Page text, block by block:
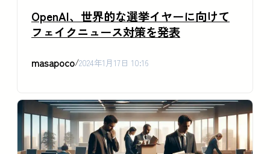
OpenAI、世界的な選挙イヤーに向けて
フェイクニュース対策を発表
masapoco/2024年1月17日 10:16